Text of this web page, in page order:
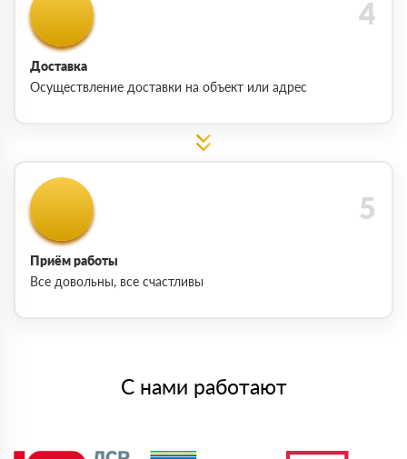
Доставка
Осуществление доставки на объект или адрес
Приём работы
Все довольны, все счастливы
С нами работают